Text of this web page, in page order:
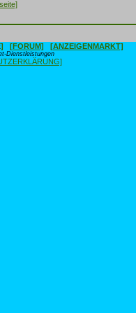
[FORUM] [ANZEIGENMARKT]
Dienstleistungen